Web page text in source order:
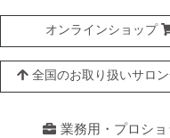
オンラインショップ
全国のお取り扱いサロ
業務用・プロショ